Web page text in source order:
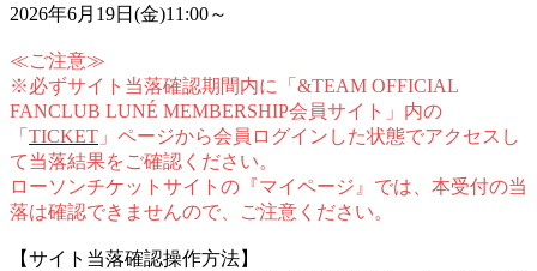
2026年6月19日(金)11:00～
≪ご注意≫
※必ずサイト当落確認期間内に「&TEAM OFFICIAL
FANCLUB LUNÉ MEMBERSHIP会員サイト」内の
「 TICKET 」ページから会員ログインした状態でアクセスし
て当落結果をご確認ください。
ローソンチケットサイトの『マイページ』では、本受付の当
落は確認できませんので、ご注意ください。
【サイト当落確認操作方法】